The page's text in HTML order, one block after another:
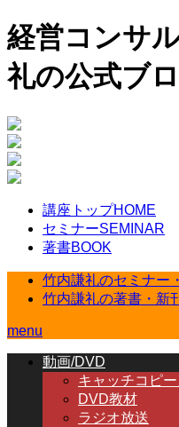
経営コンサ
礼の公式ブロ
講座トップHOME
セミナーSEMINAR
著書BOOK
竹内謙礼のセミナー
竹内謙礼の著書・新
menu
動画/DVD
キャッチコピ
DVD教材
ラジオ放送